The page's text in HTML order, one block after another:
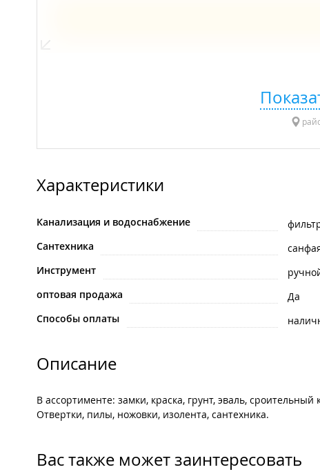
Характеристики
Канализация и водоснабжение
Сантехника
Инструмент
оптовая продажа
Да
Способы оплаты
Описание
В ассортименте: замки, краска, грунт, эваль,
Отвертки, пилы, ножовки, изолента, сантехника.
Вас также может заинтересовать